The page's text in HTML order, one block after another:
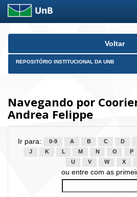
Skip
Voltar
REPOSITÓRIO INSTITUCIONAL DA UNB
Navegando por
Andrea Felippe
Ir para: 0-9 A B C D
J
K L M N O P
U
V W X
ou entre com as